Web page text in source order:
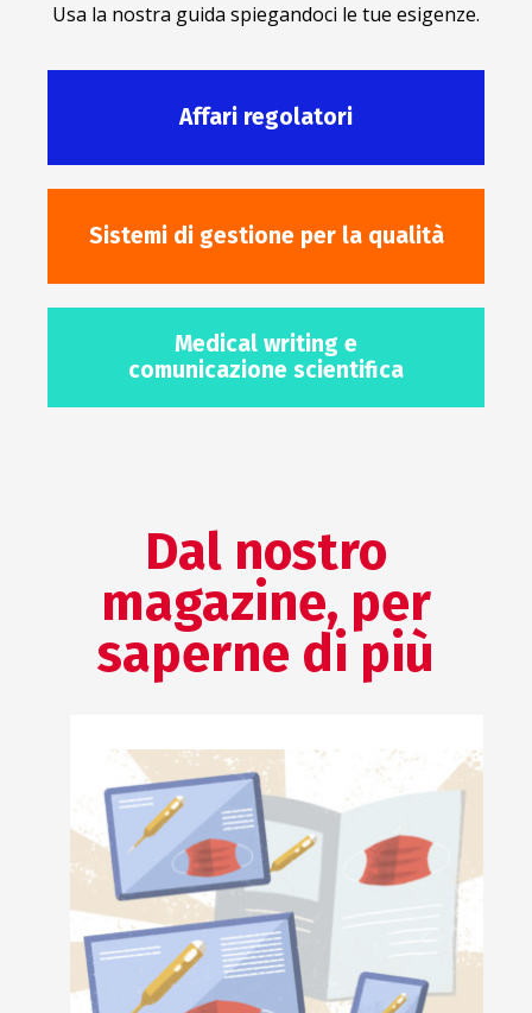
Usa la nostra guida spiegandoci le tue esigenze.
Affari regolatori
Sistemi di gestione per la qualità
Medical writing e
comunicazione scientifica
Dal nostro
magazine, per
saperne di più